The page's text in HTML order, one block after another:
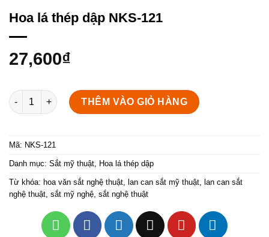
Hoa lá thép dập NKS-121
27,600₫
Hoa lá thép dập NKS-121 số lượng
THÊM VÀO GIỎ HÀNG
Mã: NKS-121
Danh mục: Sắt mỹ thuật, Hoa lá thép dập
Từ khóa: hoa văn sắt nghệ thuật, lan can sắt mỹ thuật, lan can sắt
nghệ thuật, sắt mỹ nghệ, sắt nghệ thuật